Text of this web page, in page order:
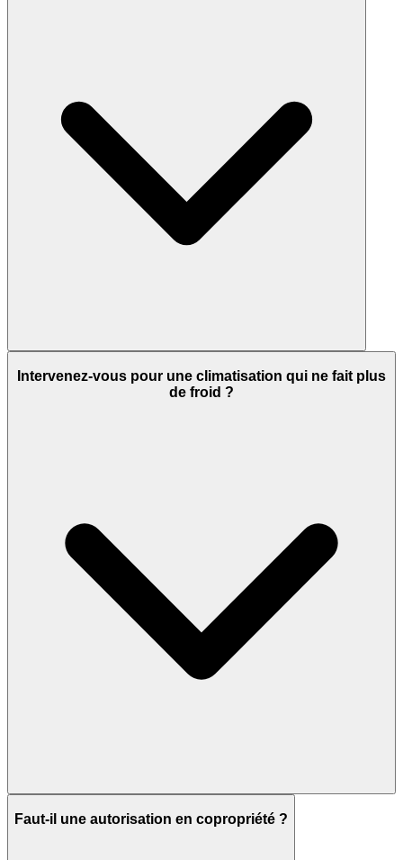
Intervenez-vous pour une climatisation qui ne fait plus
de froid ?
Faut-il une autorisation en copropriété ?